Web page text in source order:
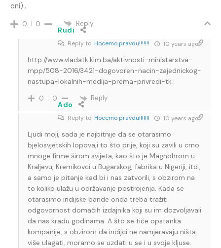
oni)..
0 0
Reply
Rudi
Reply to Hocemo pravdu!!!!!!! 10 years ago
http://www.vladatk.kim.ba/aktivnosti-ministarstva-
mpp/508-2016/3421-dogovoren-nacin-zajednickog-
nastupa-lokalnih-medija-prema-privredi-tk
0 0 Reply
Ado
Reply to Hocemo pravdu!!!!!!! 10 years ago
Ljudi moji, sada je najbitnije da se otarasimo
bjelosvjetskih lopova,i to što prije, koji su zavili u crno
mnoge firme širom svijeta, kao što je Magnohrom u
Kraljevu, Kremikovci u Bugarskog, fabrika u Nigeriji, itd.,
a samo je pitanje kad bi i nas zatvorili, s obzirom na
to koliko ulažu u održavanje postrojenja. Kada se
otarasimo indijske bande onda treba tražiti
odgovornost domaćih izdajnika koji su im dozvoljavali
da nas kradu godinama. A što se tiče opstanka
kompanije, s obzirom da indijci ne namjeravaju ništa
više ulagati, moramo se uzdati u se i u svoje kljuse.